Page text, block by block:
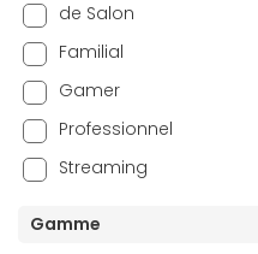
de Salon
Familial
Gamer
Professionnel
Streaming
Gamme